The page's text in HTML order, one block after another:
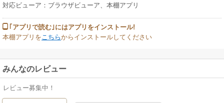
対応ビューア：ブラウザビューア、本棚アプリ
｢アプリで読む｣にはアプリをインストール!
本棚アプリを こちらからインストールしてください
みんなのレビュー
レビュー募集中！